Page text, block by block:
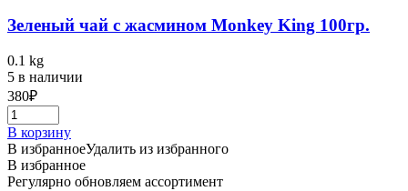
Зеленый чай с жасмином Monkey King 100гр.
0.1 kg
5 в наличии
380₽
В корзину
В избранноеУдалить из избранного
В избранное
Регулярно обновляем ассортимент